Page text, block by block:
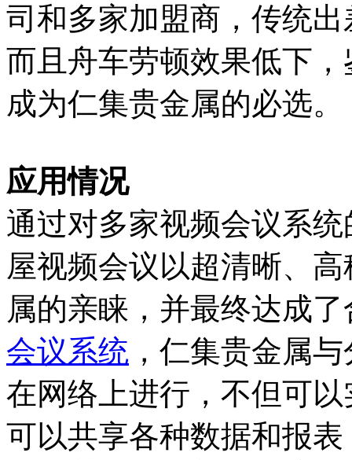
司和多家加盟商，传统
而且舟车劳顿效果低下
成为仁集贵金属的必选。
应用情况
通过对多家视频会议系
屋视频会议以超清晰、
属的亲睐，并最终达成
会议系统 ，仁集贵金属
在网络上进行，不但可
可以共享各种数据和报